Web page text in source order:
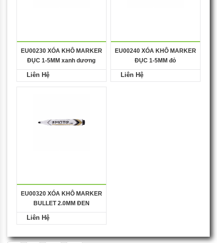
EU00230 XÓA KHÔ MARKER
ĐỤC 1-5MM xanh dương
Liên Hệ
EU00240 XÓA KHÔ MARKER
ĐỤC 1-5MM đỏ
Liên Hệ
EU00320 XÓA KHÔ MARKER
BULLET 2.0MM ĐEN
Liên Hệ